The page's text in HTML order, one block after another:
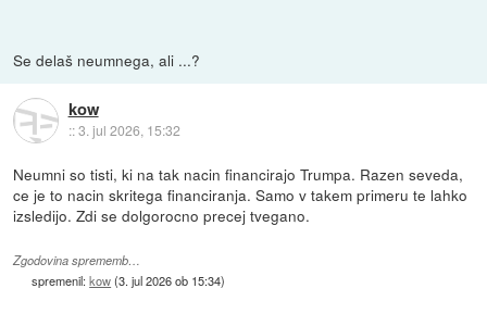
Se delaš neumnega, ali ...?
kow
::3. jul 2026, 15:32
Neumni so tisti, ki na tak nacin financirajo Trumpa. Razen seveda,
ce je to nacin skritega financiranja. Samo v takem primeru te lahko
izsledijo. Zdi se dolgorocno precej tvegano.
Zgodovina sprememb…
spremenil:kow(3. jul 2026 ob 15:34)